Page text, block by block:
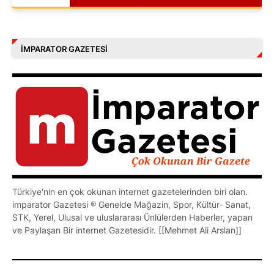
İMPARATOR GAZETESI
Türkiye'nin en çok okunan internet gazetelerinden biri olan.
imparator Gazetesi ® Genelde Mağazin, Spor, Kültür- Sanat,
STK, Yerel, Ulusal ve uluslararası Ünlülerden Haberler, yapan
ve Paylaşan Bir internet Gazetesidir. [[Mehmet Ali Arslan]]